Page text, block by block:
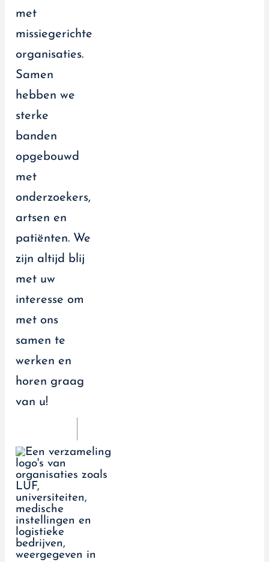
met
missiegerichte
organisaties.
Samen
hebben we
sterke
banden
opgebouwd
met
onderzoekers,
artsen en
patiënten. We
zijn altijd blij
met uw
interesse om
met ons
samen te
werken en
horen graag
van u!